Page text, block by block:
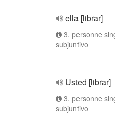
ella [librar]
3. personne
subjuntivo
Usted [librar]
3. personne
subjuntivo